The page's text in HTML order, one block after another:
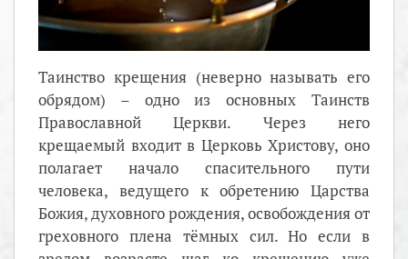
Таинство крещения (неверно называть его
обрядом) – одно из основных Таинств
Православной Церкви. Через него
крещаемый входит в Церковь Христову, оно
полагает начало спасительного пути
человека, ведущего к обретению Царства
Божия, духовного рождения, освобождения от
греховного плена тёмных сил. Но если в